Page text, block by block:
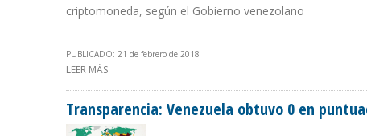
criptomoneda, según el Gobierno venezolano
PUBLICADO: 21 de febrero de 2018
LEER MÁS
Transparencia: Venezuela obtuvo 0 en